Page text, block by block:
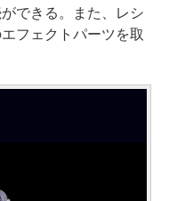
できる。また、レシ
フェクトパーツを取